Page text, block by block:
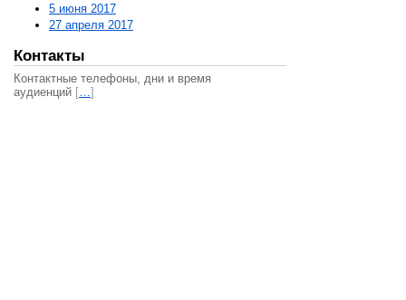
5 июня 2017
27 апреля 2017
Контакты
Контактные телефоны, дни и время
аудиенций […]